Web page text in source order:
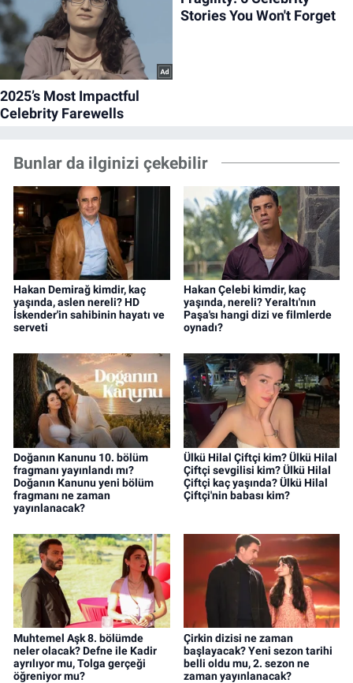
Bunlar da ilginizi çekebilir
Hakan Demirağ kimdir, kaç
yaşında, aslen nereli? HD
İskender'in sahibinin hayatı ve
serveti
Hakan Çelebi kimdir, kaç
yaşında, nereli? Yeraltı'nın
Paşa'sı hangi dizi ve filmlerde
oynadı?
Doğanın Kanunu 10. bölüm
fragmanı yayınlandı mı?
Doğanın Kanunu yeni bölüm
fragmanı ne zaman
yayınlanacak?
Ülkü Hilal Çiftçi kim? Ülkü Hilal
Çiftçi sevgilisi kim? Ülkü Hilal
Çiftçi kaç yaşında? Ülkü Hilal
Çiftçi'nin babası kim?
Muhtemel Aşk 8. bölümde
neler olacak? Defne ile Kadir
ayrılıyor mu, Tolga gerçeği
öğreniyor mu?
Çirkin dizisi ne zaman
başlayacak? Yeni sezon tarihi
belli oldu mu, 2. sezon ne
zaman yayınlanacak?